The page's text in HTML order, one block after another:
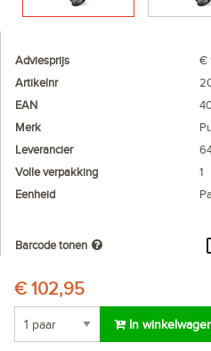
Adviesprijs
Artikelnr
EAN
Merk
Leverancier
Volle verpakking
1
Eenheid
Barcode tonen
€ 102,95
In